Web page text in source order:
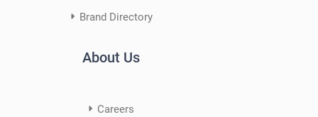
Brand Directory
About Us
Careers